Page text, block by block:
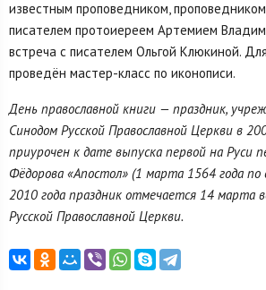
известным проповедником,
писателем протоиереем Артемием
встреча с писателем Ольгой Клюкиной.
проведён мастер-класс по иконописи.
День православной книги — праздник,
Синодом Русской Православной Церкви в
приурочен к дате выпуска первой на Руси
Фёдорова «Апостол» (1 марта 1564 года
2010 года праздник отмечается 14 марта
Русской Православной Церкви.